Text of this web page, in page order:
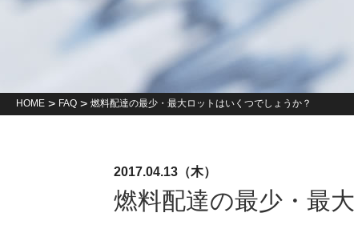
HOME > FAQ > 燃料配達の最少・最大ロットはいくつでしょうか？
2017.04.13（木）
燃料配達の最少・最